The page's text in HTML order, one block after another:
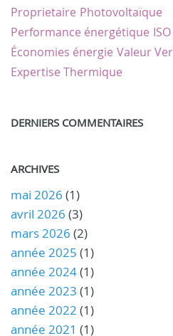
Proprietaire Photovoltaïque
Performance énergétique
Économies énergie Valeur
Expertise Thermique
DERNIERS COMMENTAIRES
ARCHIVES
mai 2026 (1)
avril 2026 (3)
mars 2026 (2)
année 2025 (1)
année 2024(1)
année 2023 (1)
année 2022 (1)
année 2021 (1)